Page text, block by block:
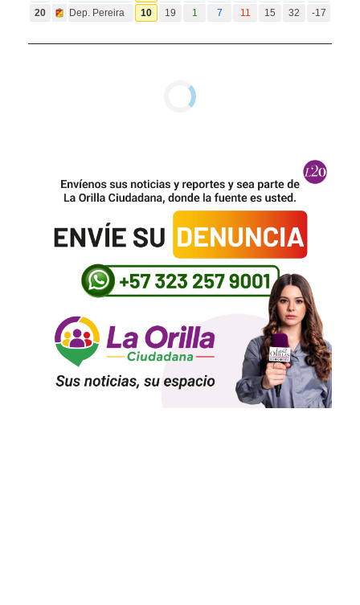
20
Dep. Pereira 10 19 1 7 11 15 32 -17